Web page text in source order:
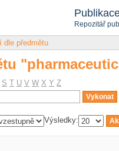
Repozitář
dle předmětu
S T U V W X Y Z
Výsledky: